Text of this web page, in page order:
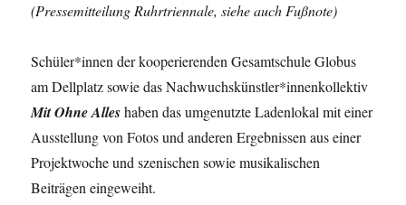
(Pressemitteilung Ruhrtriennale, siehe auch Fußnote)
Schüler*innen der kooperierenden Gesamtschule Globus
am Dellplatz sowie das Nachwuchskünstler*innenkollektiv
Mit Ohne Alleshaben das umgenutzte Ladenlokal mit einer
Ausstellung von Fotos und anderen Ergebnissen aus einer
Projektwoche und szenischen sowie musikalischen
Beiträgen eingeweiht.